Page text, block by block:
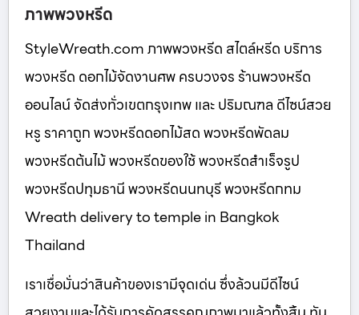
ภาพพวงหรีด
StyleWreath.com ภาพพวงหรีด สไตล์หรีด บริการ
พวงหรีด ดอกไม้จัดงานศพ ครบวงจร ร้านพวงหรีด
ออนไลน์ จัดส่งทั่วเขตกรุงเทพ และ ปริมณฑล ดีไซน์สวย
หรู ราคาถูก พวงหรีดดอกไม้สด พวงหรีดพัดลม
พวงหรีดต้นไม้ พวงหรีดของใช้ พวงหรีดสำเร็จรูป
พวงหรีดปทุมธานี พวงหรีดนนทบุรี พวงหรีดกทม
Wreath delivery to temple in Bangkok
Thailand
เราเชื่อมั่นว่าสินค้าของเรามีจุดเด่น ซึ่งล้วนมีดีไซน์